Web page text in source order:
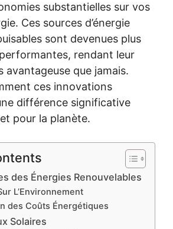
substantielles sur vos
Ces sources d’énergie
sont devenues plus
rendant leur
avantageuse que jamais.
ces innovations
différence significative
pour la planète.
des Énergies Renouvelables
L’Environnement
des Coûts Énergétiques
Solaires